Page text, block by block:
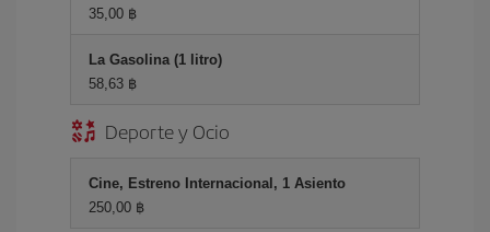
35,00 ฿
La Gasolina (1 litro)
58,63 ฿
Deporte y Ocio
Cine, Estreno Internacional, 1 Asiento
250,00 ฿